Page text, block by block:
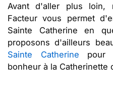
Avant d'aller plus loin,
Facteur vous permet
Sainte Catherine en
proposons d'ailleurs
Sainte Catherine pour
bonheur à la Catherinette